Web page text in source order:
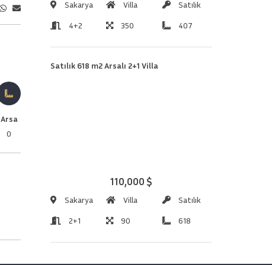
Arsa
0
Sakarya Villa Satılık
4+2 350 407
Satılık 618 m2 Arsalı 2+1 Villa
110,000 $
Sakarya Villa Satılık
2+1 90 618